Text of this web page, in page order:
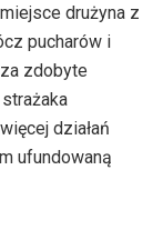
drużyna z
pucharów i
zdobyte
działań
ufundowaną